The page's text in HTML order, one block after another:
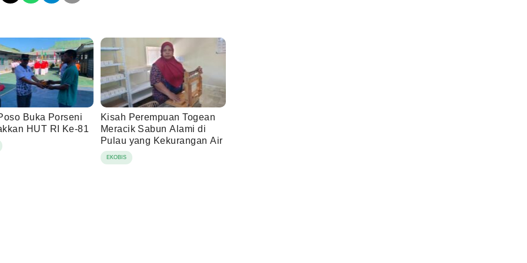
Buka Porseni
HUT RI Ke-81
Kisah Perempuan Togean
Meracik Sabun Alami di
Pulau yang Kekurangan Air
EKOBIS